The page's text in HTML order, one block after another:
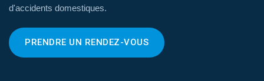
d'accidents domestiques.
PRENDRE UN RENDEZ-VOUS